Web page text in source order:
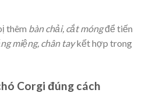
thêm bàn chải, cắt móngđể tiến
miệng, chân taykết hợp trong
Corgi đúng cách